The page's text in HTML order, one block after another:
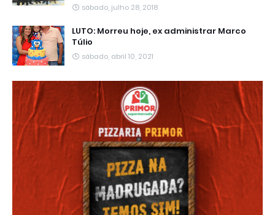
sábado, julho 28, 2018
LUTO: Morreu hoje, ex administrar Marco
Túlio
sábado, abril 10, 2021